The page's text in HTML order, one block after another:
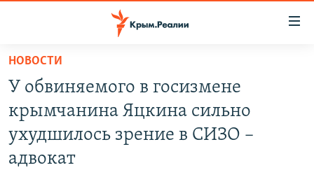
Вернуться
основному
содержанию
Вернутся
главной
НОВОСТИ
ВОДА
НОВОСТИ
У обвиняемого в госизмене
крымчанина Яцкина сильно
ухудшилось зрение в СИЗО –
адвокат